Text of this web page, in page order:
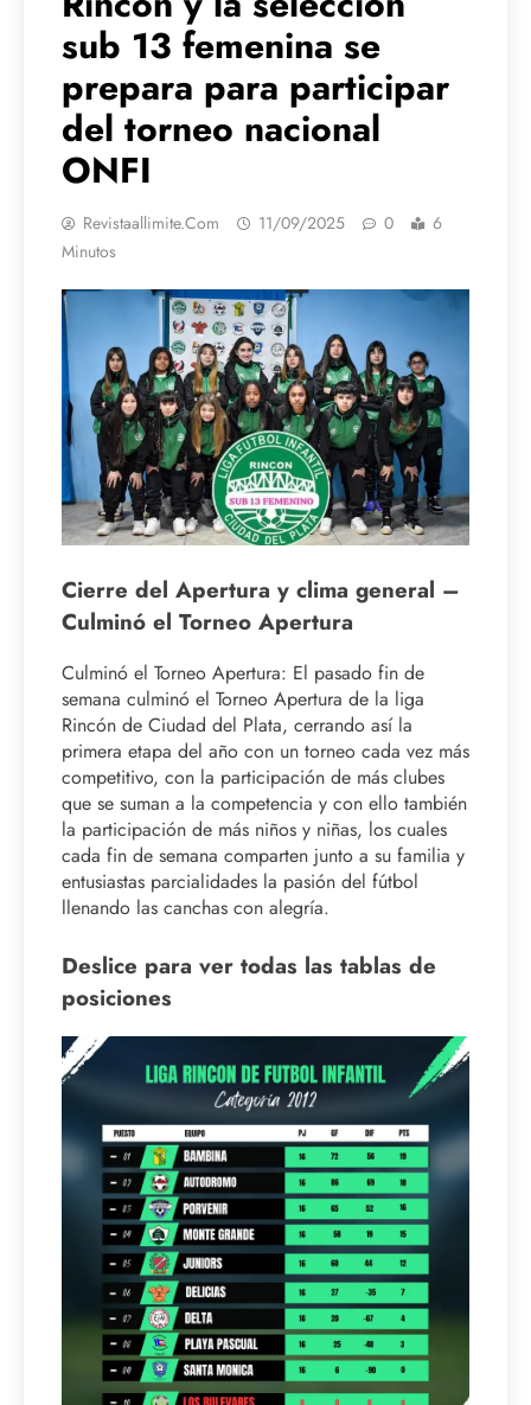
sub 13 femenina se
prepara para participar
del torneo nacional
ONFI
Revistaallimite.com 11/09/2025 0
6
Minutos
Cierre del Apertura y clima general –
Culminó el Torneo Apertura
Culminó el Torneo Apertura: El pasado fin de
semana culminó el Torneo Apertura de la liga
Rincón de Ciudad del Plata, cerrando así la
primera etapa del año con un torneo cada vez más
competitivo, con la participación de más clubes
que se suman a la competencia y con ello también
la participación de más niños y niñas, los cuales
cada fin de semana comparten junto a su familia y
entusiastas parcialidades la pasión del fútbol
llenando las canchas con alegría.
Deslice para ver todas las tablas de
posiciones